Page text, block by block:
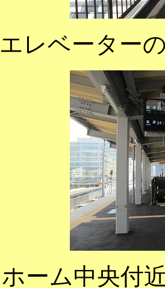
エレベーター
ホーム中央付